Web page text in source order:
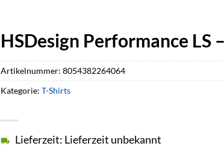
HSDesign Performance LS
Lieferzeit: Lieferzeit unbekannt
Artikelnummer: 8054382264064
Kategorie: T-Shirts